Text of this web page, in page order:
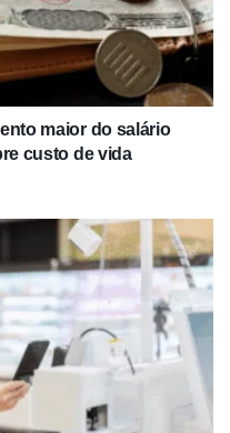
maior do salário
custo de vida